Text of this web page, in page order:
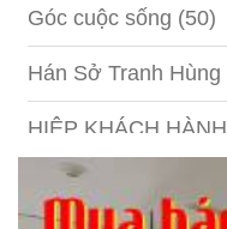
Góc cuộc sống (50)
Hán Sở Tranh Hùng
HIỆP KHÁCH HÀNH
Hồng lâu mộng